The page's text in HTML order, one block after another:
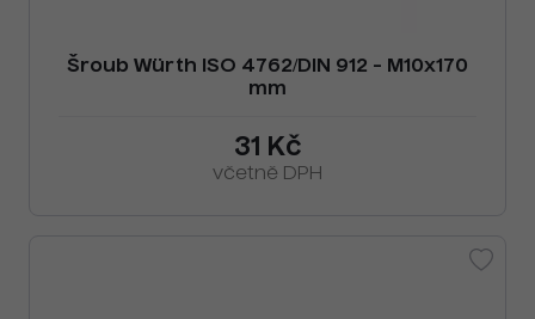
Šroub Würth ISO 4762/DIN 912 - M10x170
mm
31 Kč
včetně DPH